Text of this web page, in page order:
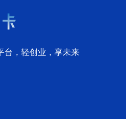
台，轻创业，享未来